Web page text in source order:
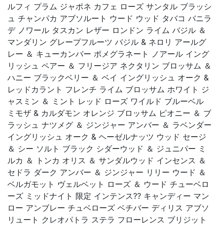
ルフィ プラム ジャポネ カフェ ローズ サンタル ブラッシ
ュ チャンパカ アブソルート ウード ウッド タバコ バニラ
デ ノワール タスカン レザー ロンドン ライム バジル ＆
マンダリン グレープフルーツ バジル & ネロリ アールグ
レー ＆ キューカンバー ポメグラネート ノアール イング
リッシュ ペアー ＆ フリージア ネクタリン ブロッサム ＆
ハニー ブラックベリー ＆ ベイ イングリッシュ オーク &
レッドカラント フレンチ ライム ブロッサム ホワイト ジ
ャスミン ＆ ミント レッド ローズ ワイルド ブルーベル
ミモザ & カルダモン オレンジ ブロッサム ピオニー ＆ ブ
ラッシュ ナツメグ ＆ ジンジャー アンバー ＆ ラベンダー
イングリッシュ オーク & ヘーゼルナッツ ウッド セージ
＆ シー ソルト ブラック シダーウッド ＆ ジュニパー ミ
ルカ ＆ トンカ オリス ＆ サンダルウッド インセンス ＆
セドラ ダーク アンバー ＆ ジンジャー リリー ウード ＆
ベルガモット ヴェルベット ローズ ＆ ウード チューベロ
ーズ ミッドナイト 限定 インテンス?? キャンディー マン
ロー アンブレー チュベローズ ベチバー ディリス アブソ
リュート クレオパトラ ステラ フローレンス ブリジット